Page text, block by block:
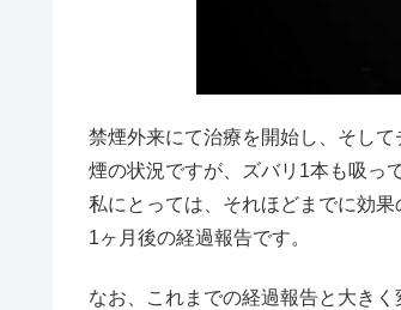
禁煙外来にて治療を開始し、そし
煙の状況ですが、ズバリ1本も吸っ
私にとっては、それほどまでに効
1ヶ月後の経過報告です。
なお、これまでの経過報告と大き